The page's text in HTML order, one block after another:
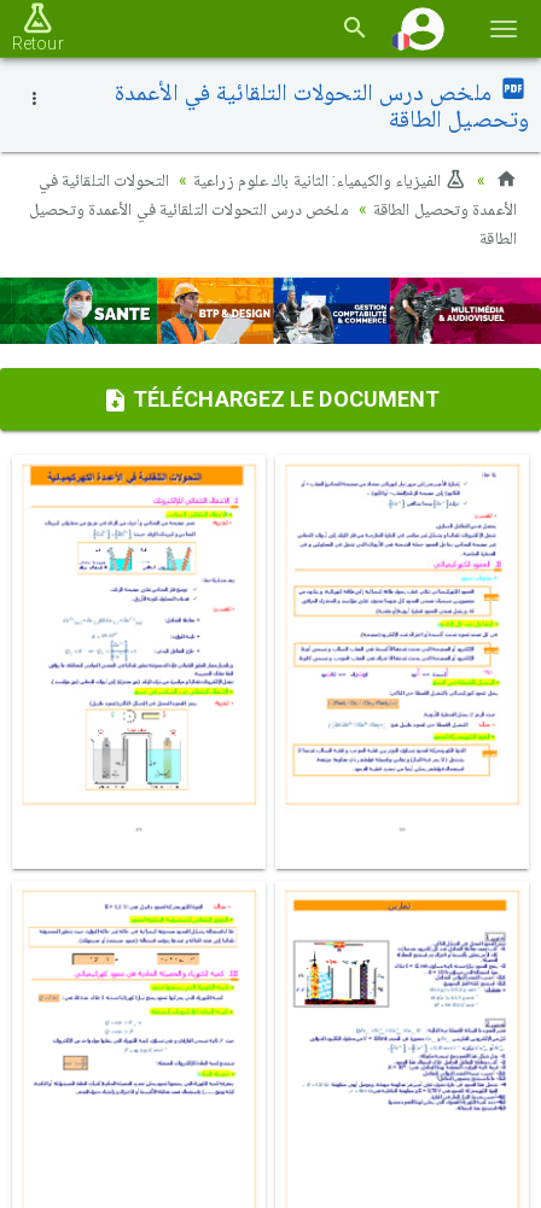
la
Retour
ملخص درس التحولات التلقائية في الأعمدة
وتحصيل الطاقة
الفيزياء والكيمياء: الثانية باك علوم زراعية
التحولات التلقائية في
الأعمدة وتحصيل الطاقة
ملخص درس التحولات التلقائية في الأعمدة وتحصيل
الطاقة
TÉLÉCHARGEZ LE DOCUMENT